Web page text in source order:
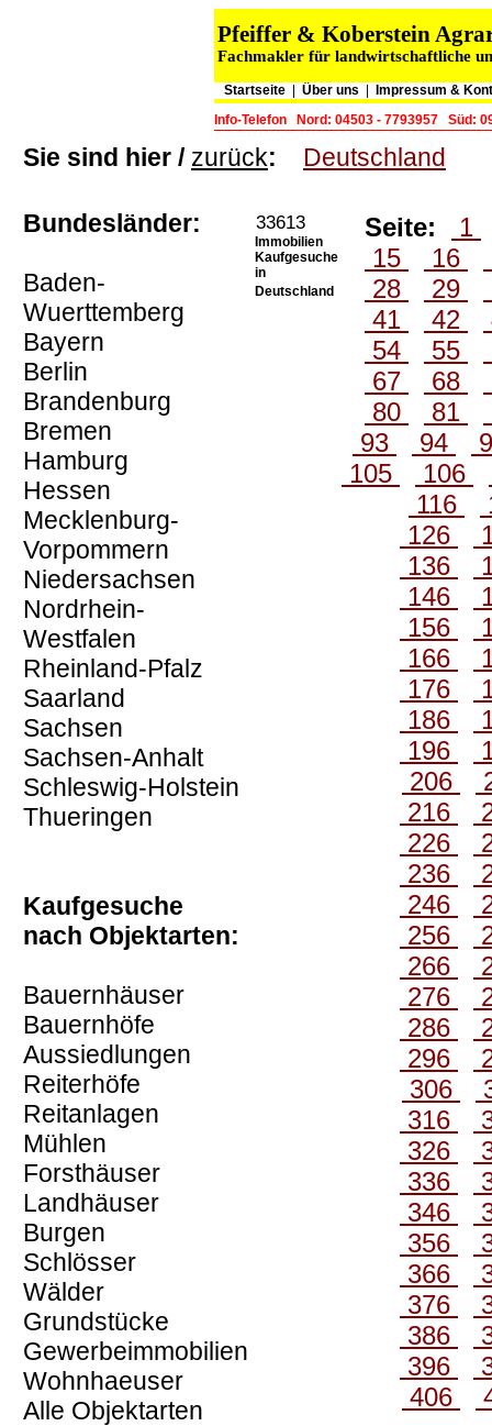
Pfeiffer & Koberstein
Fachmakler für landwirtschaftliche
Startseite Über uns
Impressum &
Info-Telefon
Nord: 04503 - 7793957 Süd:
Sie sind hier / zurück: Deutschland
Bundesländer:
Baden-
Wuerttemberg
Bayern
Berlin
Brandenburg
Bremen
Hamburg
Hessen
Mecklenburg-
Vorpommern
Niedersachsen
Nordrhein-
Westfalen
Rheinland-Pfalz
Saarland
Sachsen
Sachsen-Anhalt
Schleswig-Holstein
Thueringen
Kaufgesuche
nach Objektarten:
Bauernhäuser
Bauernhöfe
Aussiedlungen
Reiterhöfe
Reitanlagen
Mühlen
Forsthäuser
Landhäuser
Burgen
Schlösser
Wälder
Grundstücke
Gewerbeimmobilien
Wohnhaeuser
Alle Objektarten
33613
Immobilien
Kaufgesuche
in
Deutschland
Seite:
1
15
16
28
29
41
42
54
55
67
68
80
81
93
94
105
106
116
126
136
146
156
166
176
186
196
206
216
226
236
246
256
266
276
286
296
306
316
326
336
346
356
366
376
386
396
406